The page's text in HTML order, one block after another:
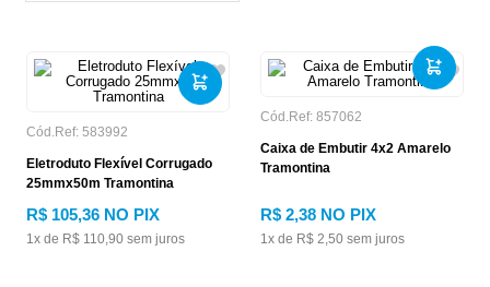
Cód.Ref: 583992
Eletroduto Flexível Corrugado
25mmx50m Tramontina
R$ 105,36 NO PIX
1x de R$ 110,90 sem juros
Cód.Ref: 857062
Caixa de Embutir 4x2 Amarelo
Tramontina
R$ 2,38 NO PIX
1x de R$ 2,50 sem juros